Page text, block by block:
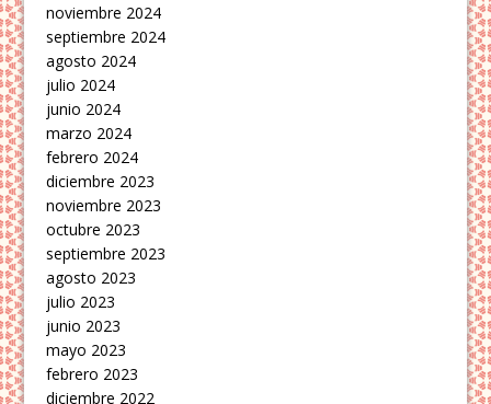
noviembre 2024
septiembre 2024
agosto 2024
julio 2024
junio 2024
marzo 2024
febrero 2024
diciembre 2023
noviembre 2023
octubre 2023
septiembre 2023
agosto 2023
julio 2023
junio 2023
mayo 2023
febrero 2023
diciembre 2022